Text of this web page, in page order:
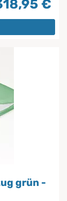
€
grün -